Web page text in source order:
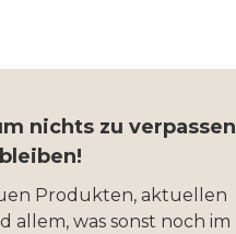
nichts zu verpassen
Produkten, aktuellen
allem, was sonst noch im